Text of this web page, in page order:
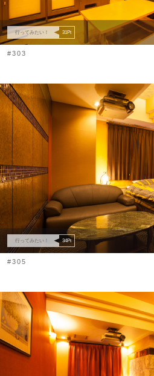
行ってみたい！ 31Pt
#303
行ってみたい！ 34Pt
#305